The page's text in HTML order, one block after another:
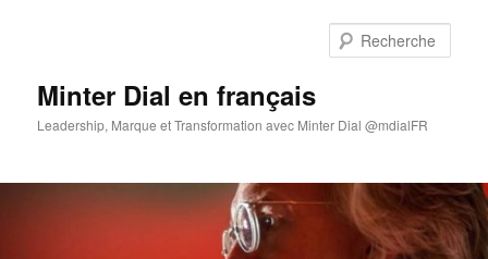
Minter Dial en français
Leadership, Marque et Transformation avec Minter Dial @mdialFR